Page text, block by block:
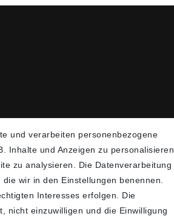
und verarbeiten personenbezogene
Inhalte und Anzeigen zu personalisieren,
zu analysieren. Die Datenverarbeitung
wir in den Einstellungen benennen.
Interesses erfolgen. Die
nicht einzuwilligen und die Einwilligung